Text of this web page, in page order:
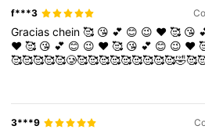
f***3
Graciaschein🥰 😘 💕 😊 😉 ♥️🥰 😘
♥️🥰 😘 💕 😊 😉 ♥️🥰 😘 💕 😊 😉 ♥️
🥰🥰🥰🥰🥰🥲🥰🥰🥰🥰🥰🥰🥰🥰🥰🥰🥰
3***9